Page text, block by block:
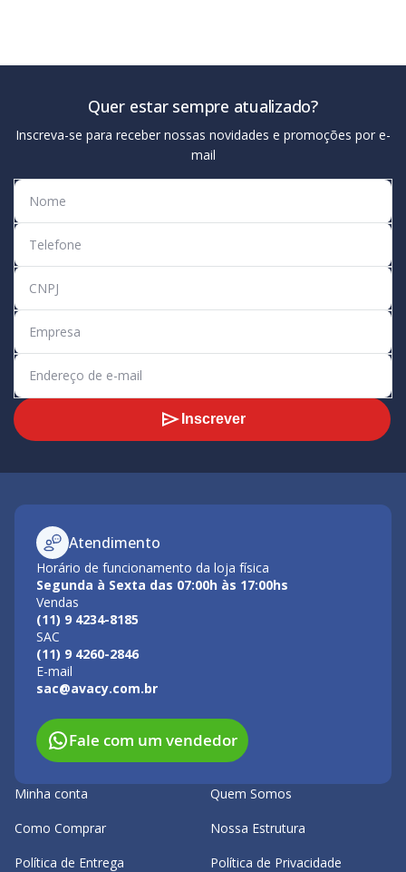
Quer estar sempre atualizado?
Inscreva-se para receber nossas novidades e promoções por e-
mail
Inscrever
Atendimento
Horário de funcionamento da loja física
Segunda à Sexta das 07:00h às 17:00hs
Vendas
(11) 9 4234-8185
SAC
(11) 9 4260-2846
E-mail
sac@avacy.com.br
Fale com um vendedor
Minha conta
Como Comprar
Política de Entrega
Quem Somos
Nossa Estrutura
Política de Privacidade